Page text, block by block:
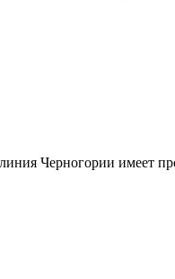
Черногории имеет